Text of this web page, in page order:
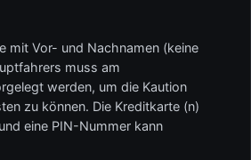
mit Vor- und Nachnamen (keine
muss am
werden, um die Kaution
zu können. Die Kreditkarte (n)
eine PIN-Nummer kann